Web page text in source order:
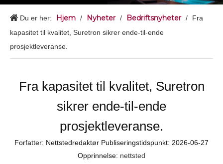
Du er her: Hjem / Nyheter / Bedriftsnyheter /
Fra
kapasitet til kvalitet, Suretron sikrer ende-til-ende
prosjektleveranse.
Fra kapasitet til kvalitet, Suretron
sikrer ende-til-ende
prosjektleveranse.
Forfatter: Nettstedredaktør Publiseringstidspunkt: 2026-06-27
Opprinnelse: nettsted